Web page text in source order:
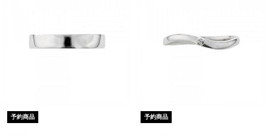
予約商品 予約商品